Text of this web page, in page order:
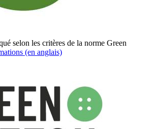
selon les critères de la norme Green
(en anglais)